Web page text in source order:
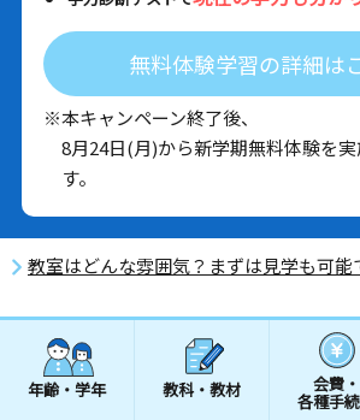
無料体験学習の詳細は
※本キャンペーン終了後、
8月24日(月)から新学期無料体験を
す。
教室はどんな雰囲気？まずは見学も可能
年齢・学年 教科・教材 会費・
各種手